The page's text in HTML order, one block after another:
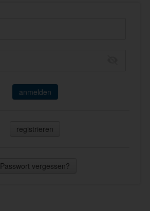
anmelden
registrieren
Passwort vergessen?